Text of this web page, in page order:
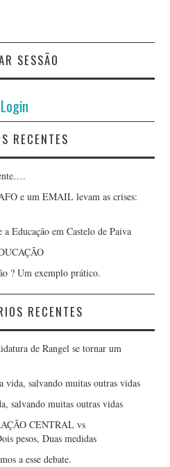
SESSÃO
Login
RECENTES
e um EMAIL levam as crises:
Educação em Castelo de Paiva
? Um exemplo prático.
RECENTES
de Rangel se tornar um
vida, salvando muitas outras vidas
salvando muitas outras vidas
CENTRAL vs
pesos, Duas medidas
a esse debate.